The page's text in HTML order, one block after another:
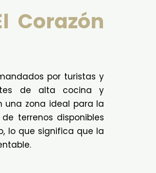
Corazón
por turistas y
de alta cocina y
una zona ideal para la
terrenos disponibles
lo que significa que la